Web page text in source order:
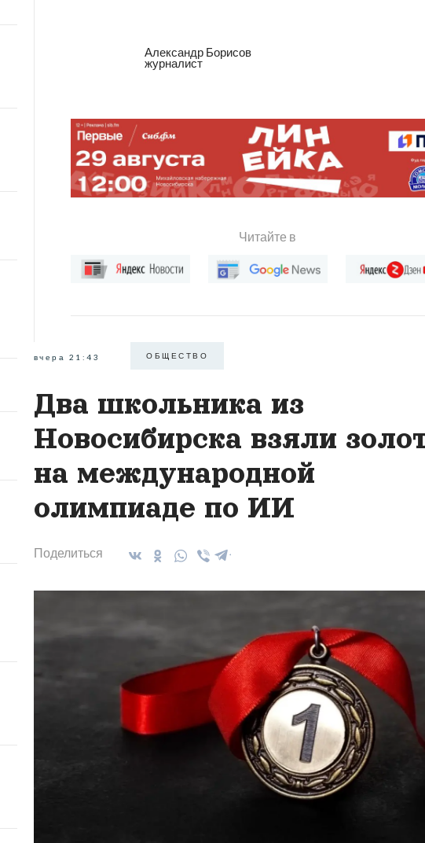
Александр Борисов
журналист
Читайте в
вчера 21:43 ОБЩЕСТВО
Два школьника из
Новосибирска взяли
на международной
олимпиаде по ИИ
Поделиться